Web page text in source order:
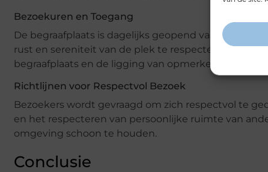
Bezoekuren en Toegang
De begraafplaats is dagelijks geopend van
rust en sereniteit van de plek te respecteren. Er
begraafplaats en de ligging van opmerkelijke
Richtlijnen voor Respectvol Bezoek
Bezoekers wordt gevraagd om zich respectvol te
en het respecteren van persoonlijke ruimte van
omgeving schoon te houden.
Conclusie